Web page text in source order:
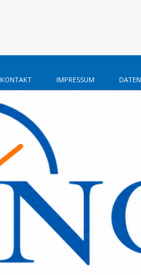
KONTAKT IMPRESSUM